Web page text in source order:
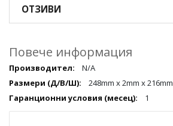
ОТЗИВИ
Повече информация
Повече
информация
N/A
248mm x 2mm x 216mm
1